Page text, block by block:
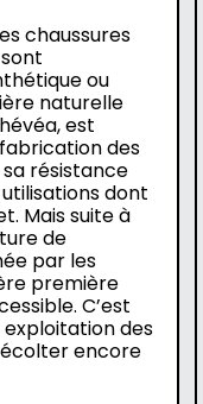
chaussures
ou
naturelle
est
des
résistance
dont
Mais suite à
de
par les
première
C’est
exploitation des
encore